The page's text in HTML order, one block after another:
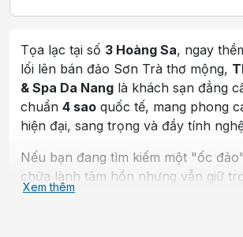
Tọa lạc tại số 3 Hoàng Sa, ngay
lối lên bán đảo Sơn Trà thơ mộng,
& Spa Da Nang là khách sạn đẳng
chuẩn 4 sao quốc tế, mang phong
hiện đại, sang trọng và đầy tính
Nếu bạn đang tìm kiếm một "ốc
chữa lành tâm hồn nhưng vẫn giữ
biển cả, The Code chính là điểm hẹn
Xem thêm